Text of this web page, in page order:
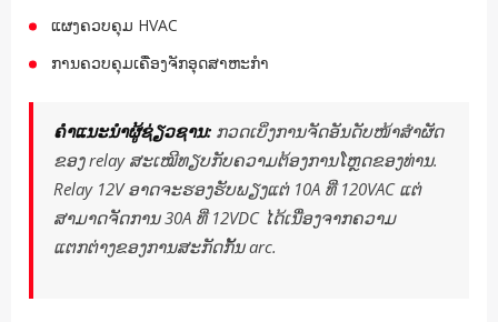
ແຜງຄວບຄຸມ HVAC
ການຄວບຄຸມເຄື່ອງຈັກອຸດສາຫະກໍາ
ຄໍາແນະນໍາຜູ້ຊ່ຽວຊານ: ກວດເບິ່ງການຈັດອັນດັບໜ້າສຳຜັດ
ຂອງ relay ສະເໝີທຽບກັບຄວາມຕ້ອງການໂຫຼດຂອງທ່ານ.
Relay 12V ອາດຈະຮອງຮັບພຽງແຕ່ 10A ທີ່ 120VAC ແຕ່
ສາມາດຈັດການ 30A ທີ່ 12VDC ໄດ້ເນື່ອງຈາກຄວາມ
ແຕກຕ່າງຂອງການສະກັດກັ້ນ arc.